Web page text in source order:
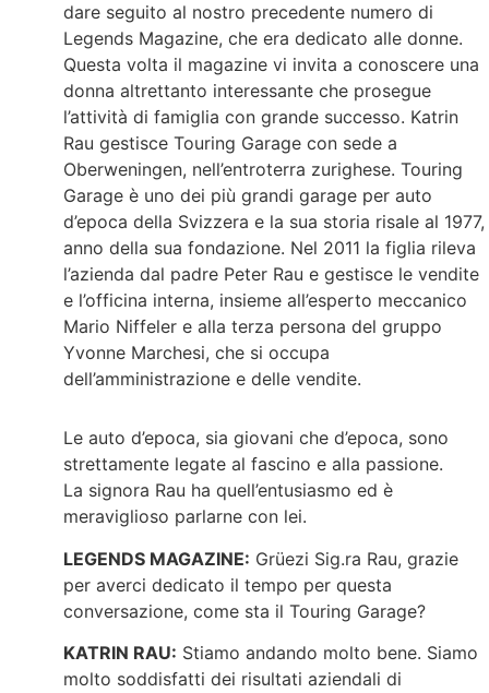
dare seguito al nostro precedente numero di
Legends Magazine, che era dedicato alle donne.
Questa volta il magazine vi invita a conoscere una
donna altrettanto interessante che prosegue
l’attività di famiglia con grande successo. Katrin
Rau gestisce Touring Garage con sede a
Oberweningen, nell’entroterra zurighese. Touring
Garage è uno dei più grandi garage per auto
d’epoca della Svizzera e la sua storia risale al 1977,
anno della sua fondazione. Nel 2011 la figlia rileva
l’azienda dal padre Peter Rau e gestisce le vendite
e l’officina interna, insieme all’esperto meccanico
Mario Niffeler e alla terza persona del gruppo
Yvonne Marchesi, che si occupa
dell’amministrazione e delle vendite.
Le auto d’epoca, sia giovani che d’epoca, sono
strettamente legate al fascino e alla passione.
La signora Rau ha quell’entusiasmo ed è
meraviglioso parlarne con lei.
LEGENDS MAGAZINE: Grüezi Sig.ra Rau, grazie
per averci dedicato il tempo per questa
conversazione, come sta il Touring Garage?
KATRIN RAU: Stiamo andando molto bene. Siamo
molto soddisfatti dei risultati aziendali di